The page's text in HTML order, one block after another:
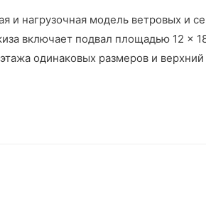
и нагрузочная модель ветровых и
включает подвал площадью 12 ×
одинаковых размеров и